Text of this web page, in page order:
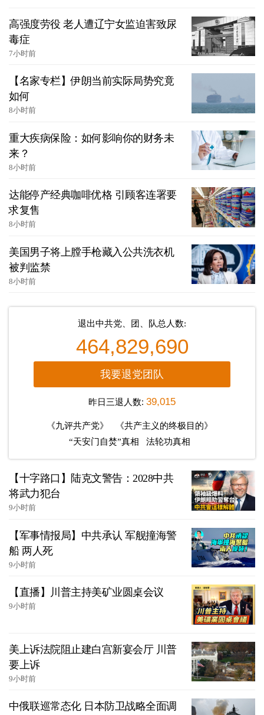
高强度劳役 老人遭辽宁女监迫害致尿
毒症
7小时前
【名家专栏】伊朗当前实际局势究竟
如何
8小时前
重大疾病保险：如何影响你的财务未
来？
8小时前
达能停产经典咖啡优格 引顾客连署要
求复售
8小时前
美国男子将上膛手枪藏入公共洗衣机
被判监禁
8小时前
退出中共党、团、队总人数:
464,829,690
我要退党团队
昨日三退人数: 39,015
《九评共产党》
《共产主义的终极目的》
“天安门自焚”真相
法轮功真相
【十字路口】陆克文警告：2028中共
将武力犯台
9小时前
【军事情报局】中共承认 军舰撞海警
船 两人死
9小时前
【直播】川普主持美矿业圆桌会议
9小时前
美上诉法院阻止建白宫新宴会厅 川普
要上诉
9小时前
中俄联巡常态化 日本防卫战略全面调